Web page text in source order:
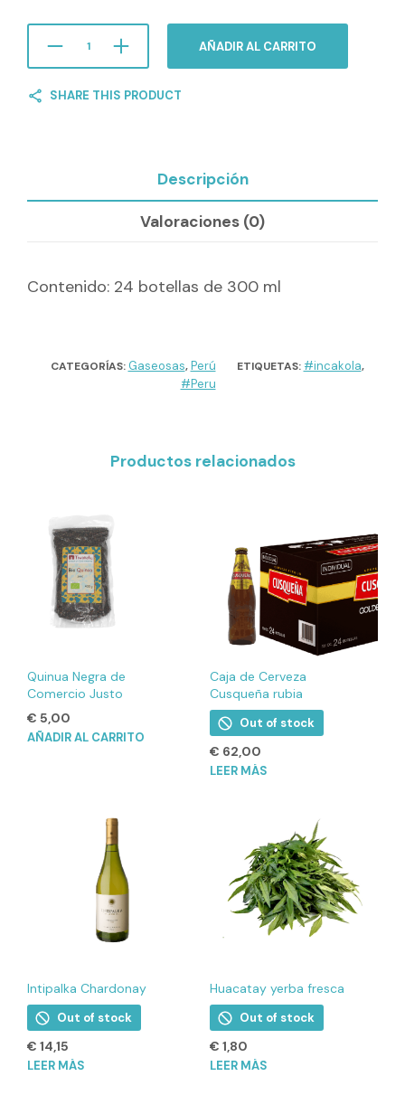
AÑADIR AL CARRITO
SHARE THIS PRODUCT
Descripción
Valoraciones (0)
Contenido: 24 botellas de 300 ml
CATEGORÍAS: Gaseosas,Perú ETIQUETAS: #incakola,
#Peru
Productos relacionados
Quinua Negra de
Comercio Justo
€ 5,00
AÑADIR AL CARRITO
Caja de Cerveza
Cusqueña rubia
Out of stock
€ 62,00
LEER MÁS
Intipalka Chardonay
Out of stock
€ 14,15
LEER MÁS
Huacatay yerba fresca
Out of stock
€ 1,80
LEER MÁS